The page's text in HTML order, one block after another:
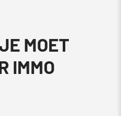
MOET
IMMO